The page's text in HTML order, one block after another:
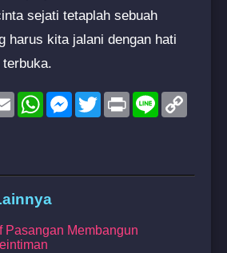
sejati tetaplah sebuah
harus kita jalani dengan hati
EmailWhatsAppMessenger
TwitterPrint Line
Pasangan Membangun